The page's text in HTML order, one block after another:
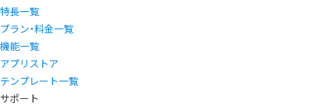
特長一覧
プラン・料金一覧
機能一覧
アプリストア
テンプレート一覧
サポート